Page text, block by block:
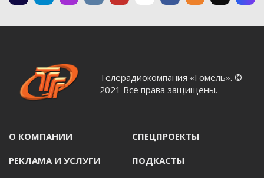
Телерадиокомпания «Гомель». ©
2021 Все права защищены.
О КОМПАНИИ СПЕЦПРОЕКТЫ
РЕКЛАМА И УСЛУГИ ПОДКАСТЫ